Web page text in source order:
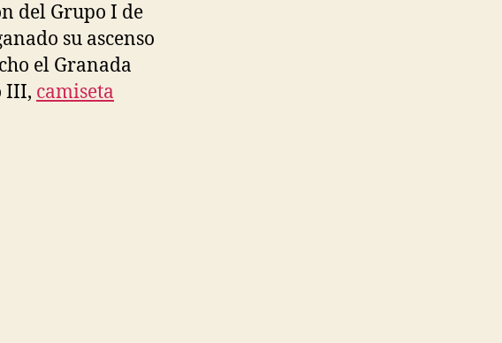
del Grupo I de
su ascenso
el Granada
III, camiseta